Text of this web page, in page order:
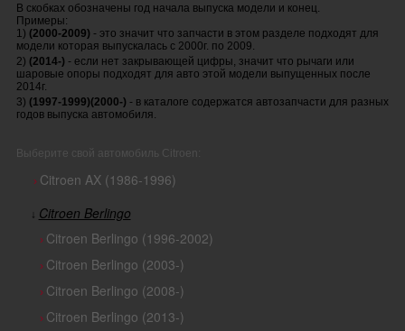
В скобках обозначены год начала выпуска модели и конец.
Примеры:
1) (2000-2009) - это значит что запчасти в этом разделе подходят для
модели которая выпускалась с 2000г. по 2009.
2) (2014-) - если нет закрывающей цифры, значит что рычаги или
шаровые опоры подходят для авто этой модели выпущенных после
2014г.
3) (1997-1999)(2000-) - в каталоге содержатся автозапчасти для разных
годов выпуска автомобиля.
Выберите свой автомобиль Citroen:
› Citroen AX (1986-1996)
↓ Citroen Berlingo
› Citroen Berlingo (1996-2002)
› Citroen Berlingo (2003-)
› Citroen Berlingo (2008-)
› Citroen Berlingo (2013-)